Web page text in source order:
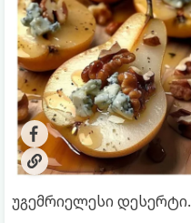
უგემრიელესი დესერტი.